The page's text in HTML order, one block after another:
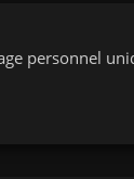
personnel